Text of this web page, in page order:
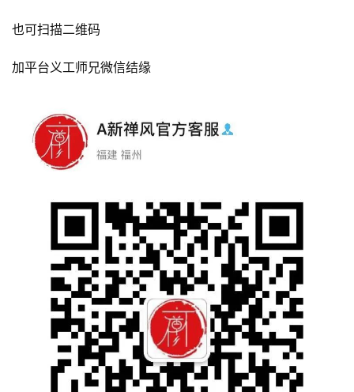
也可扫描二维码
加平台义工师兄微信结缘